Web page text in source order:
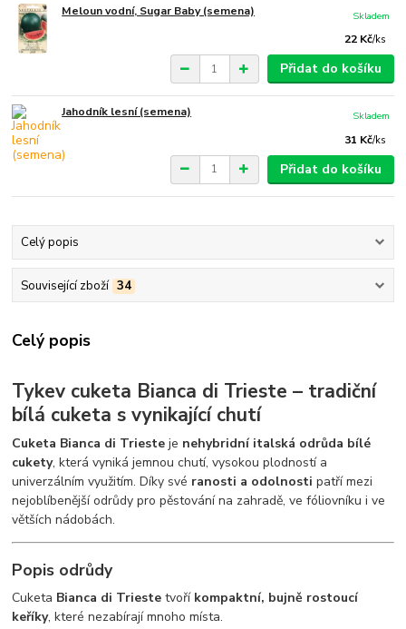
Meloun vodní, Sugar Baby (semena)
22 Kč/ks
Skladem
Přidat do košíku
Jahodník lesní (semena)
31 Kč/ks
Skladem
Přidat do košíku
Celý popis
Související zboží 34
Celý popis
Tykev cuketa Bianca di Trieste – tradiční
bílá cuketa s vynikající chutí
Cuketa Bianca di Trieste je nehybridní italská odrůda bílé
cukety, která vyniká jemnou chutí, vysokou plodností a
univerzálním využitím. Díky své ranosti a odolnosti patří mezi
nejoblíbenější odrůdy pro pěstování na zahradě, ve fóliovníku i ve
větších nádobách.
Popis odrůdy
Cuketa Bianca di Trieste tvoří kompaktní, bujně rostoucí
keříky, které nezabírají mnoho místa.